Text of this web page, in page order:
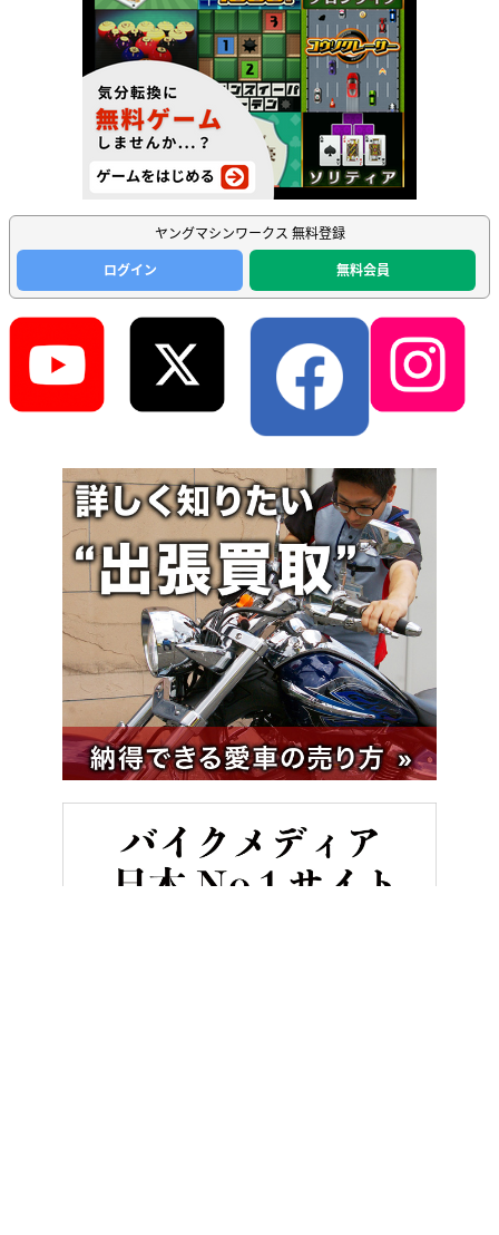
ヤングマシンワークス 無料登録
ログイン
無料会員